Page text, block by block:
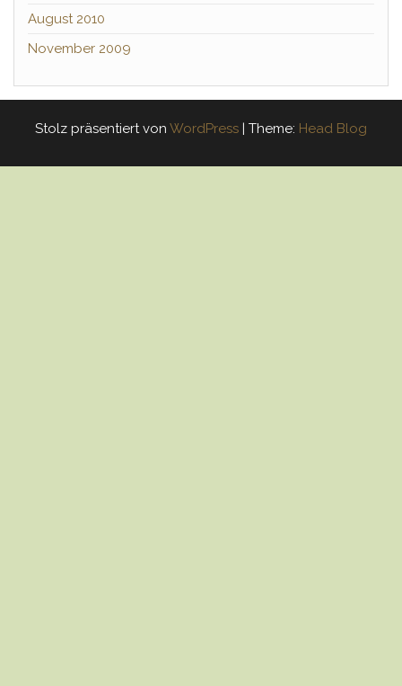
August 2010
November 2009
Stolz präsentiert von WordPress | Theme: Head Blog